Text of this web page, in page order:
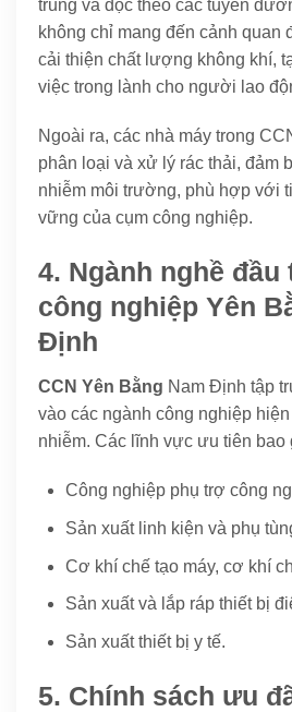
trung và dọc theo các tuyến
không chỉ mang đến cảnh quan
cải thiện chất lượng không khí,
việc trong lành cho người lao
Ngoài ra, các nhà máy trong
phân loại và xử lý rác thải, đảm
nhiễm môi trường, phù hợp với
vững của cụm công nghiệp.
4. Ngành nghề
công nghiệp Yên
Định
CCN Yên Bằng Nam Định tập
vào các ngành công nghiệp
nhiễm. Các lĩnh vực ưu tiên bao
Công nghiệp phụ trợ công
Sản xuất linh kiện và phụ
Cơ khí chế tạo máy, cơ khí
Sản xuất và lắp ráp thiết bị
Sản xuất thiết bị y tế.
5. Chính sách ưu